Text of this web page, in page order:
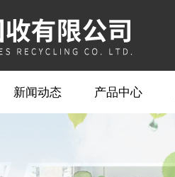
新闻动态 产品中心